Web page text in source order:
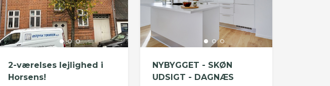
2-værelses lejlighed i
Horsens!
NYBYGGET - SKØN
UDSIGT - DAGNÆS